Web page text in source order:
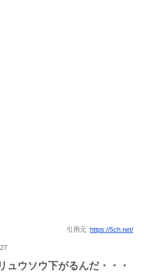
引用元 :https://5ch.net/
ュウソウ下がるんだ・・・